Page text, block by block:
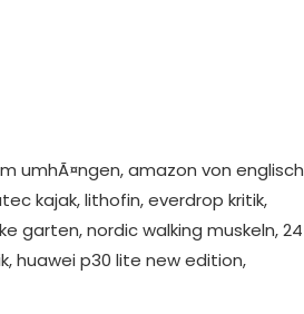
umhÃ¤ngen, amazon von englisch
kajak, lithofin, everdrop kritik,
garten, nordic walking muskeln, 24
huawei p30 lite new edition,